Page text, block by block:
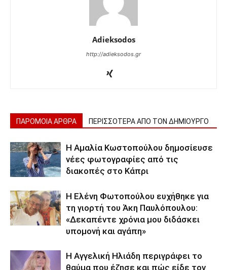
Adieksodos
http://adieksodos.gr
ΠΑΡΟΜΟΙΑ ΑΡΘΡΑ ΠΕΡΙΣΣΟΤΕΡΑ ΑΠΟ ΤΟΝ ΔΗΜΙΟΥΡΓΟ
Η Αμαλία Κωστοπούλου δημοσίευσε
νέες φωτογραφίες από τις
διακοπές στο Κάπρι
Η Ελένη Φωτοπούλου ευχήθηκε για
τη γιορτή του Άκη Παυλόπουλου:
«Δεκαπέντε χρόνια μου διδάσκει
υπομονή και αγάπη»
Η Αγγελική Ηλιάδη περιγράφει το
θαύμα που έζησε και πώς είδε τον